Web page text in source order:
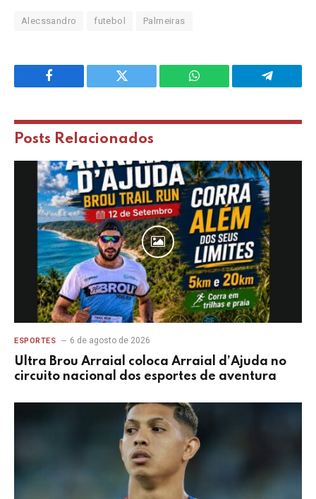
Alecssandro futebol Palmeiras
Facebook Twitter WhatsApp Telegram
Posts Relacionados
ESPORTES 6 de agosto de 2026
Ultra Brou Arraial coloca Arraial d’Ajuda no
circuito nacional dos esportes de aventura